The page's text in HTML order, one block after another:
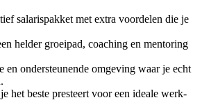
salarispakket met extra voordelen die je
helder groeipad, coaching en mentoring
en ondersteunende omgeving waar je echt
het beste presteert voor een ideale werk-